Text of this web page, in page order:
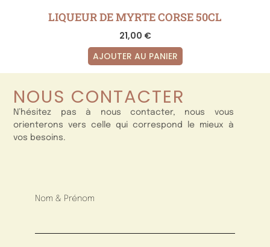
LIQUEUR DE MYRTE CORSE 50CL
21,00 €
AJOUTER AU PANIER
NOUS CONTACTER
N’hésitez pas à nous contacter, nous vous
orienterons vers celle qui correspond le mieux à
vos besoins.
Nom & Prénom